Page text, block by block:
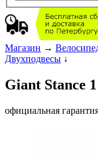
Магазин →
Двухподвесы ↓
Giant Stance
официальная